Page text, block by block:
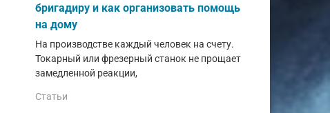
бригадиру и как организовать помощь
на дому
На производстве каждый человек на счету.
Токарный или фрезерный станок не прощает
замедленной реакции,
Статьи